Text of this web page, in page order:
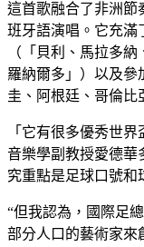
這首歌融合了非洲節
班牙語演唱。它充滿
（「貝利、馬拉多
羅納爾多」）以及參
圭、阿根廷、哥倫比
「它有很多優秀世
音樂學副教授愛德華
究重點是足球口號和
“但我認為，國際足
部分人口的藝術家來